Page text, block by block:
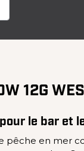
12G
le bar et
pêche en mer